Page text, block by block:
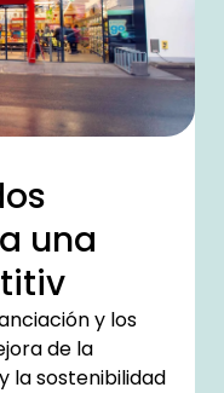
una
y los
de la
la sostenibilidad